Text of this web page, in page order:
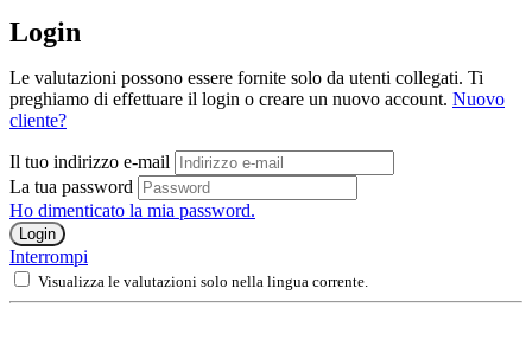
Login
Le valutazioni possono essere fornite solo da utenti collegati. Ti
preghiamo di effettuare il login o creare un nuovo account. Nuovo
cliente?
Il tuo indirizzo e-mail
La tua password
Ho dimenticato la mia password.
Login
Interrompi
Visualizza le valutazioni solo nella lingua corrente.